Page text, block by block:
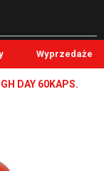
Wyprzedaże
DAY 60KAPS.